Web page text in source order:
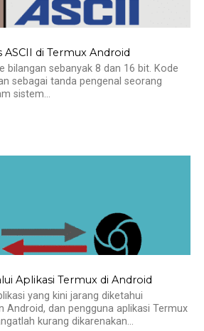
ASCII di Termux Android
bilangan sebanyak 8 dan 16 bit. Kode
sebagai tanda pengenal seorang
sistem...
Aplikasi Termux di Android
yang kini jarang diketahui
Android, dan pengguna aplikasi Termux
kurang dikarenakan...